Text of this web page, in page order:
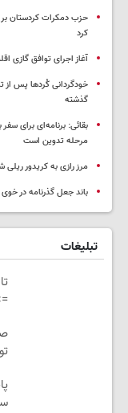
حزب دمکرات کردستان بر
کرد
آغاز اجرای توافق گازی
خودگردانی کُردها پس
گذشته
بقائی: برنامه‌ای برای
مرحله تدوین است
مرز رازی به کریدور
باند جعل گذرنامه در
تبلیغات